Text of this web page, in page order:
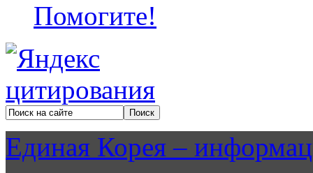
Помогите!
Единая Корея –